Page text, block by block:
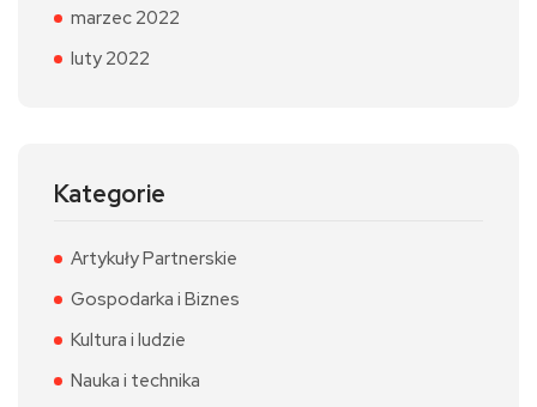
marzec 2022
luty 2022
Kategorie
Artykuły Partnerskie
Gospodarka i Biznes
Kultura i ludzie
Nauka i technika